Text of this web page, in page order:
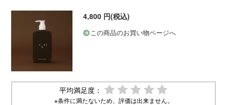
4,800 円(税込)
この商品のお買い物ページへ
平均満足度：
※条件に満たないため、評価は出来ません。